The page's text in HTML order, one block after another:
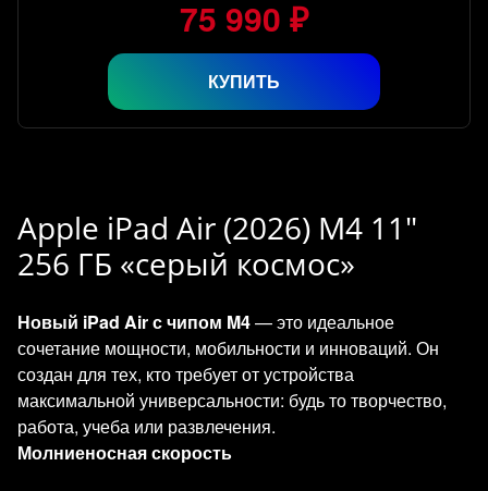
75 990 ₽
КУПИТЬ
Apple iPad Air (2026) M4 11"
256 ГБ «серый космос»
Новый iPad Air с чипом M4— это идеальное
сочетание мощности, мобильности и инноваций. Он
создан для тех, кто требует от устройства
максимальной универсальности: будь то творчество,
работа, учеба или развлечения.
Молниеносная скорость